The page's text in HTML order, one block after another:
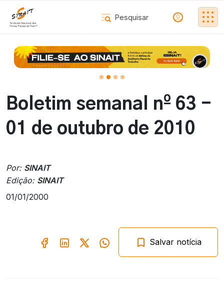
Boletim semanal nº 63 -
01 de outubro de 2010
Por: SINAIT
Edição: SINAIT
01/01/2000
Salvar notícia